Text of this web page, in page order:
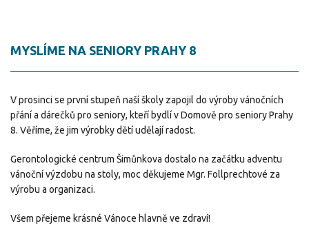
MYSLÍME NA SENIORY PRAHY 8
V prosinci se první stupeň naší školy zapojil do výroby vánočních
přání a dárečků pro seniory, kteří bydlí v Domově pro seniory Prahy
8. Věříme, že jim výrobky dětí udělají radost.
Gerontologické centrum Šimůnkova dostalo na začátku adventu
vánoční výzdobu na stoly, moc děkujeme Mgr. Follprechtové za
výrobu a organizaci.
Všem přejeme krásné Vánoce hlavně ve zdraví!